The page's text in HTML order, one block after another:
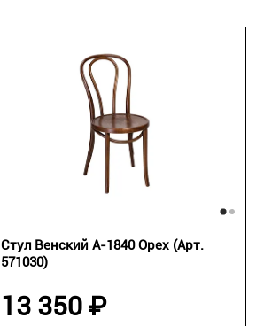
Стул Венский А-1840 Орех (Арт.
571030)
13 350 ₽